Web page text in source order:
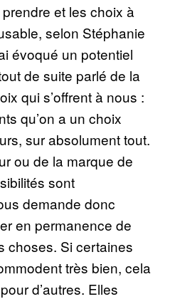
et les choix à
selon Stéphanie
évoqué un potentiel
de suite parlé de la
qui s’offrent à nous :
qu’on a un choix
sur absolument tout.
ou de la marque de
sont
demande donc
en permanence de
choses. Si certaines
très bien, cela
d’autres. Elles